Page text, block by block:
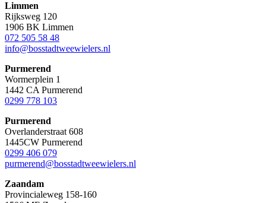
Limmen
Rijksweg 120
1906 BK Limmen
072 505 58 48
info@bosstadtweewielers.nl
Purmerend
Wormerplein 1
1442 CA Purmerend
0299 778 103
Purmerend
Overlanderstraat 608
1445CW Purmerend
0299 406 079
purmerend@bosstadtweewielers.nl
Zaandam
Provincialeweg 158-160